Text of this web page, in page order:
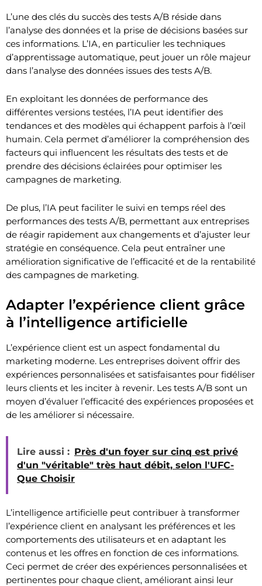
L’une des clés du succès des tests A/B réside dans
l’analyse des données et la prise de décisions basées sur
ces informations. L’IA, en particulier les techniques
d’apprentissage automatique, peut jouer un rôle majeur
dans l’analyse des données issues des tests A/B.
En exploitant les données de performance des
différentes versions testées, l’IA peut identifier des
tendances et des modèles qui échappent parfois à l’œil
humain. Cela permet d’améliorer la compréhension des
facteurs qui influencent les résultats des tests et de
prendre des décisions éclairées pour optimiser les
campagnes de marketing.
De plus, l’IA peut faciliter le suivi en temps réel des
performances des tests A/B, permettant aux entreprises
de réagir rapidement aux changements et d’ajuster leur
stratégie en conséquence. Cela peut entraîner une
amélioration significative de l’efficacité et de la rentabilité
des campagnes de marketing.
Adapter l’expérience client grâce
à l’intelligence artificielle
L’expérience client est un aspect fondamental du
marketing moderne. Les entreprises doivent offrir des
expériences personnalisées et satisfaisantes pour fidéliser
leurs clients et les inciter à revenir. Les tests A/B sont un
moyen d’évaluer l’efficacité des expériences proposées et
de les améliorer si nécessaire.
Lire aussi : Près d'un foyer sur cinq est privé
d'un "véritable" très haut débit, selon l'UFC-
Que Choisir
L’intelligence artificielle peut contribuer à transformer
l’expérience client en analysant les préférences et les
comportements des utilisateurs et en adaptant les
contenus et les offres en fonction de ces informations.
Ceci permet de créer des expériences personnalisées et
pertinentes pour chaque client, améliorant ainsi leur